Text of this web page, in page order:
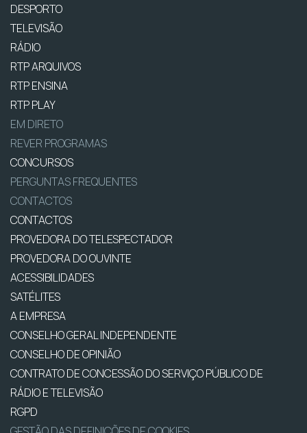
DESPORTO
TELEVISÃO
RÁDIO
RTP ARQUIVOS
RTP ENSINA
RTP PLAY
EM DIRETO
REVER PROGRAMAS
CONCURSOS
PERGUNTAS FREQUENTES
CONTACTOS
CONTACTOS
PROVEDORA DO TELESPECTADOR
PROVEDORA DO OUVINTE
ACESSIBILIDADES
SATÉLITES
A EMPRESA
CONSELHO GERAL INDEPENDENTE
CONSELHO DE OPINIÃO
CONTRATO DE CONCESSÃO DO SERVIÇO PÚBLICO DE
RÁDIO E TELEVISÃO
RGPD